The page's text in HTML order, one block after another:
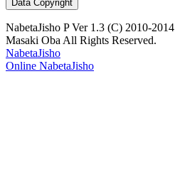
NabetaJisho P Ver 1.3 (C) 2010-2014
Masaki Oba All Rights Reserved.
NabetaJisho
Online NabetaJisho